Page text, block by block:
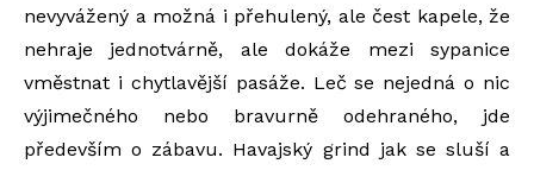
nevyvážený a možná i přehulený, ale čest kapele, že
nehraje jednotvárně, ale dokáže mezi sypanice
vměstnat i chytlavější pasáže. Leč se nejedná o nic
výjimečného nebo bravurně odehraného, jde
především o zábavu. Havajský grind jak se sluší a